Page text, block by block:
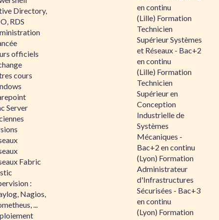
Directory,
RDS
officiels
cours
Server
Fabric
:
Nagios,
...
en continu
(Lille) Formation
Technicien
Supérieur Systèmes
et Réseaux - Bac+2
en continu
(Lille) Formation
Technicien
Supérieur en
Conception
Industrielle de
Systèmes
Mécaniques -
Bac+2 en continu
(Lyon) Formation
Administrateur
d'Infrastructures
Sécurisées - Bac+3
en continu
(Lyon) Formation